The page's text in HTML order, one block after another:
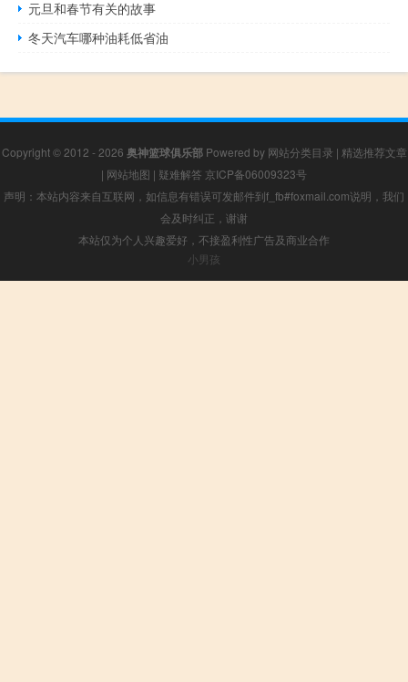
元旦和春节有关的故事
冬天汽车哪种油耗低省油
Copyright © 2012 - 2026 奥神篮球俱乐部Powered by 网站分类目录 | 精选推荐文章
| 网站地图 | 疑难解答 京ICP备06009323号
声明：本站内容来自互联网，如信息有错误可发邮件到f_fb#foxmail.com说明，我们
会及时纠正，谢谢
本站仅为个人兴趣爱好，不接盈利性广告及商业合作
小男孩